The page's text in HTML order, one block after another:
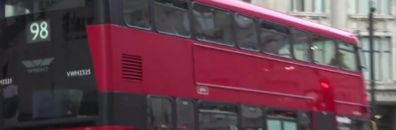
SASSARI E PROVINCIA
GALLURA
NUORO E PROVINCIA